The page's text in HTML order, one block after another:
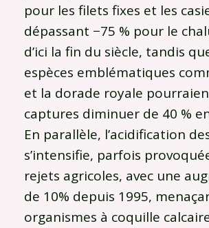
pour les filets fixes et les
dépassant −75 % pour le
d’ici la fin du siècle, tandis
espèces emblématiques
et la dorade royale
captures diminuer de 40 %
En parallèle, l’acidification
s’intensifie, parfois
rejets agricoles, avec une
de 10% depuis 1995,
organismes à coquille